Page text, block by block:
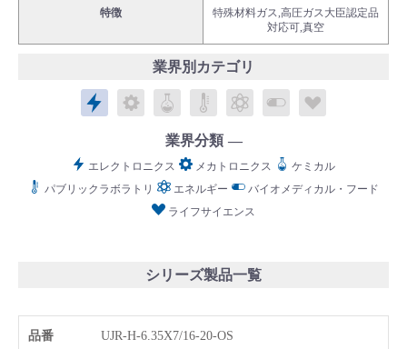
日本語／English
お問い合わせ
特徴
特殊材料ガス,高圧ガス大臣認定品
対応可,真空
業界別カテゴリ
エレクトロニクス
メカトロニクス
ケミカルパブリックラボラトリ
エネルギーバイオメディカ
業界分類
エレクトロニクス メカトロニクス
ケミカル
パブリックラボラトリ
エネルギー
バイオメディカル・フード
ライフサイエンス
シリーズ製品一覧
品番 UJR-H-6.35X7/16-20-OS